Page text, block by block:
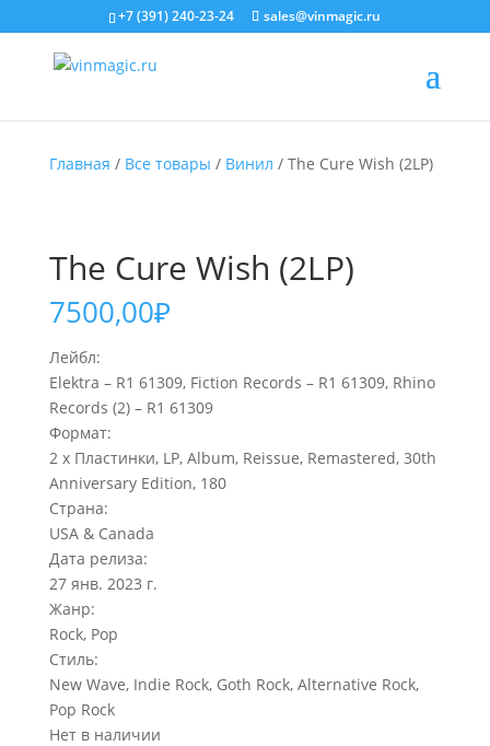
+7 (391) 240-23-24 sales@vinmagic.ru
Главная / Все товары / Винил / The Cure Wish (2LP)
The Cure Wish (2LP)
7500,00₽
Лейбл:
Elektra – R1 61309, Fiction Records – R1 61309, Rhino
Records (2) – R1 61309
Формат:
2 x Пластинки, LP, Album, Reissue, Remastered, 30th
Anniversary Edition, 180
Страна:
USA & Canada
Дата релиза:
27 янв. 2023 г.
Жанр:
Rock, Pop
Стиль:
New Wave, Indie Rock, Goth Rock, Alternative Rock,
Pop Rock
Нет в наличии